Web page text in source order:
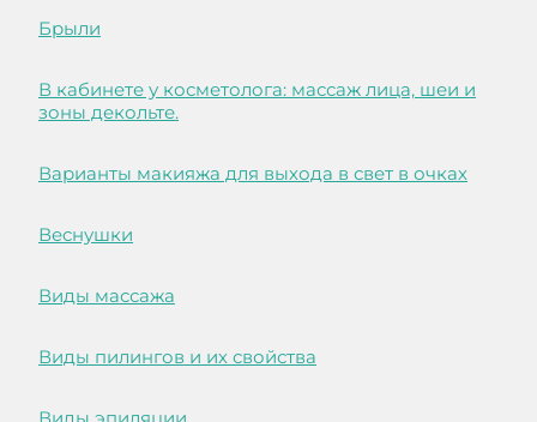
Брыли
В кабинете у косметолога: массаж лица, шеи и
зоны декольте.
Варианты макияжа для выхода в свет в очках
Веснушки
Виды массажа
Виды пилингов и их свойства